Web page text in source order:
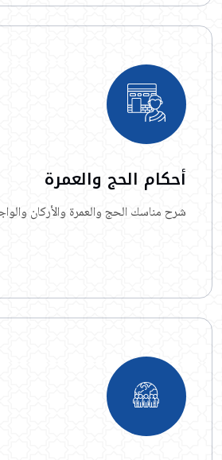
أحكام الحج والعمرة
شرح مناسك الحج والعمرة والأركان